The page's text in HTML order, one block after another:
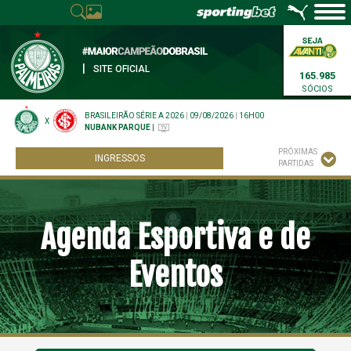
SITE OFICIAL
165.985
SÓCIOS
X
BRASILEIRÃO SÉRIE A 2026 09/08/2026
16H00
NUBANK PARQUE
INGRESSOS
PRÓXIMAS
PARTIDAS
Agenda Esportiva e de
Eventos